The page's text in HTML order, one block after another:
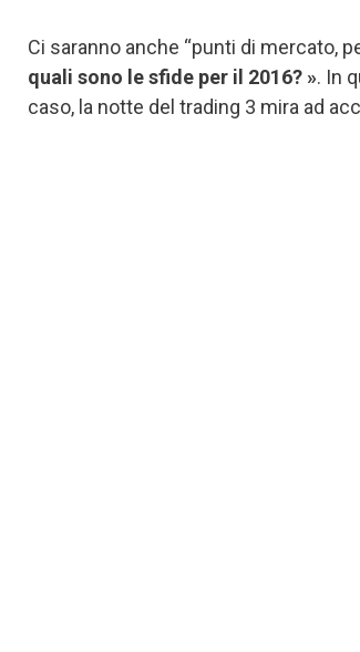
Ci saranno anche “punti di mercato,
quali sono le sfide per il 2016? ». In
caso, la notte del trading 3 mira ad